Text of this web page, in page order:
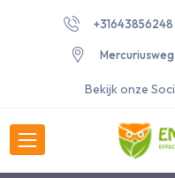
+31643856248
Bekijk onze